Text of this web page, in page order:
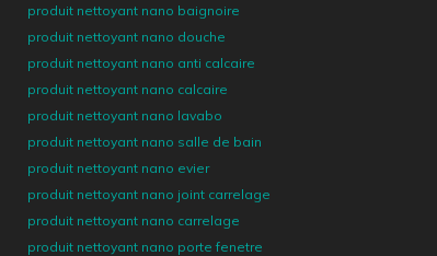
produit nettoyant nano baignoire
produit nettoyant nano douche
produit nettoyant nano anti calcaire
produit nettoyant nano calcaire
produit nettoyant nano lavabo
produit nettoyant nano salle de bain
produit nettoyant nano evier
produit nettoyant nano joint carrelage
produit nettoyant nano carrelage
produit nettoyant nano porte fenetre